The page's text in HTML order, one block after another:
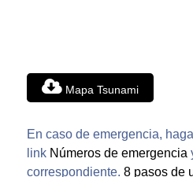
Mapa Tsunami
En caso de emergencia,
link Números de emergencia
correspondiente. 8 pasos de